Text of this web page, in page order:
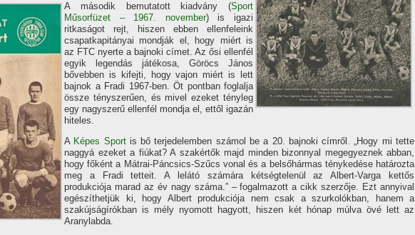
A második bemutatott kiadvány (Sport
Műsorfüzet – 1967. november) is igazi
ritkaságot rejt, hiszen ebben ellenfeleink
csapatkapitányai mondják el, hogy miért is
az FTC nyerte a bajnoki cí­met. Az ősi ellenfél
egyik legendás játékosa, Göröcs János
bővebben is kifejti, hogy vajon miért is lett
bajnok a Fradi 1967-ben. Öt pontban foglalja
össze tényszerűen, és mivel ezeket tényleg
egy nagyszerű ellenfél mondja el, ettől igazán
hiteles.
A Képes Sportis bő terjedelemben számol be a 20. bajnoki cí­mről. „Hogy mi tette
naggyá ezeket a fiúkat? A szakértők majd minden bizonnyal megegyeznek abban,
hogy főként a Mátrai-Páncsics-Szűcs vonal és a belsőhármas ténykedése határozta
meg a Fradi tetteit. A lelátó számára kétségtelenül az Albert-Varga kettős
produkciója marad az év nagy száma.” – fogalmazott a cikk szerzője. Ezt annyival
egészí­thetjük ki, hogy Albert produkciója nem csak a szurkolókban, hanem a
szakújságí­rókban is mély nyomott hagyott, hiszen két hónap múlva övé lett az
Aranylabda.